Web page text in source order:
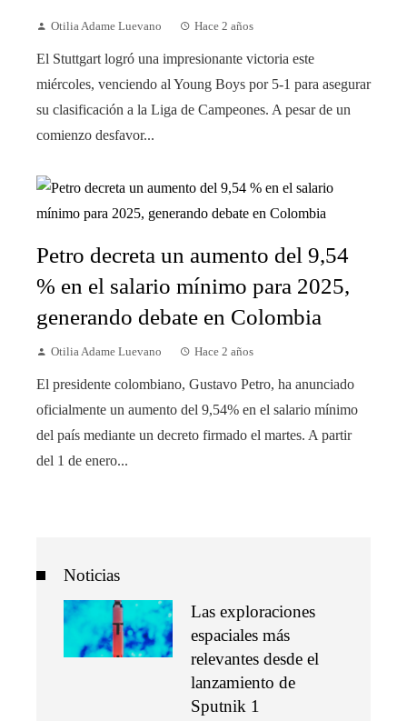
Otilia Adame Luevano Hace 2 años
El Stuttgart logró una impresionante victoria este
miércoles, venciendo al Young Boys por 5-1 para asegurar
su clasificación a la Liga de Campeones. A pesar de un
comienzo desfavor...
Petro decreta un aumento del 9,54
% en el salario mínimo para 2025,
generando debate en Colombia
Otilia Adame Luevano Hace 2 años
El presidente colombiano, Gustavo Petro, ha anunciado
oficialmente un aumento del 9,54% en el salario mínimo
del país mediante un decreto firmado el martes. A partir
del 1 de enero...
Noticias
Las exploraciones
espaciales más
relevantes desde el
lanzamiento de
Sputnik 1